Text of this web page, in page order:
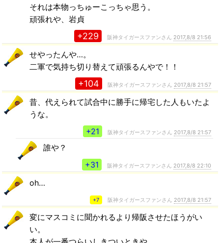
それは本物っちゅーこっちゃ思う。
頑張れや、岩貞
+229 阪神タイガースファンさん 2017,8/8 21:56
せやったんや…。
二軍で気持ち切り替えて頑張るんやで！！
+104 阪神タイガースファンさん 2017,8/8 21:57
昔、代えられて試合中に勝手に帰宅した人もいたよ
うな。
+21
阪神タイガースファンさん 2017,8/8 21:57
誰や？
+31
阪神タイガースファンさん 2017,8/8 22:10
oh…
+7 阪神タイガースファンさん 2017,8/8 21:57
変にマスコミに聞かれるより帰阪させたほうがい
い。